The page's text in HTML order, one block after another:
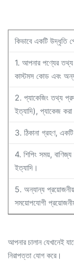
কিভাবে একটি উদ্ধৃতি
1. আপনার পণ্যের তথ্য
কাস্টমস কোড এবং
2. প্যাকেজিং তথ্য
ইত্যাদি), প্যাকেজ
3. ঠিকানা গ্রহণ, একটি
4. শিপিং সময়,
ইত্যাদি।
5. অন্যান্য
সময়োপযোগী
আপনার চালান যেখানেই
নিরাপত্তা যোগ করে।